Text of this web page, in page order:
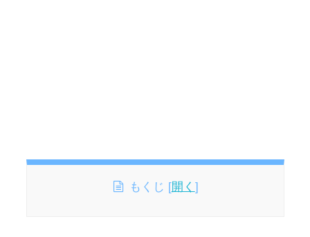
もくじ [開く ]